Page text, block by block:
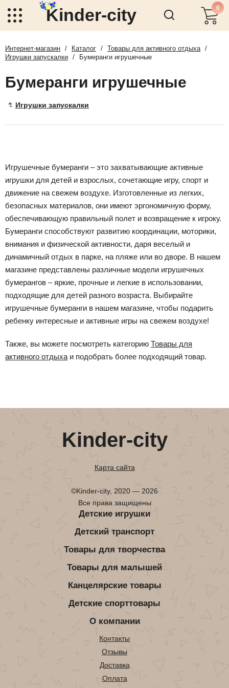
Kinder-city 0
Интернет-магазин / Каталог / Товары для активного отдыха /
Игрушки запускалки / Бумеранги игрушечные
Бумеранги игрушечные
Игрушки запускалки
Игрушечные бумеранги – это захватывающие активные
игрушки для детей и взрослых, сочетающие игру, спорт и
движение на свежем воздухе. Изготовленные из легких,
безопасных материалов, они имеют эргономичную форму,
обеспечивающую правильный полет и возвращение к игроку.
Бумеранги способствуют развитию координации, моторики,
внимания и физической активности, даря веселый и
динамичный отдых в парке, на пляже или во дворе. В нашем
магазине представлены различные модели игрушечных
бумерангов – яркие, прочные и легкие в использовании,
подходящие для детей разного возраста. Выбирайте
игрушечные бумеранги в нашем магазине, чтобы подарить
ребенку интересные и активные игры на свежем воздухе!
Также, вы можете посмотреть категорию Товары для
активного отдыха и подобрать более подходящий товар.
Kinder-city
Карта сайта
©Kinder-city, 2020 — 2026
Все права защищены
Детские игрушки
Детский транспорт
Товары для творчества
Товары для малышей
Канцелярские товары
Детские спорттовары
О компании
Контакты
Отзывы
Доставка
Оплата